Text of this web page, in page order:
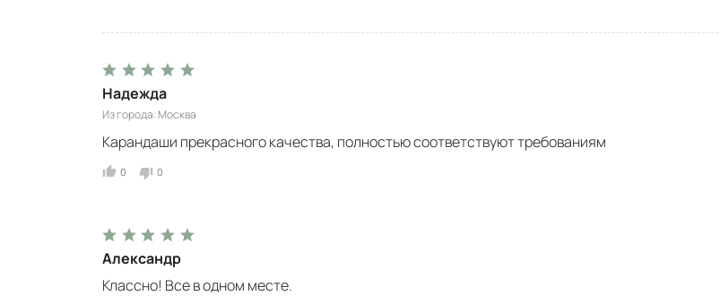
Надежда
Из города Москва
Карандаши прекрасного качества, полностью соответствуют требованиям
0 0
Александр
Классно! Все в одном месте.